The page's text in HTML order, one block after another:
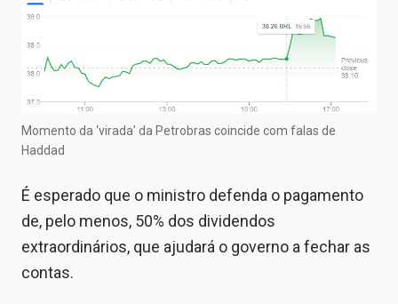
Momento da ‘virada’ da Petrobras coincide com falas de
Haddad
É esperado que o ministro defenda o pagamento
de, pelo menos, 50% dos dividendos
extraordinários, que ajudará o governo a fechar as
contas.